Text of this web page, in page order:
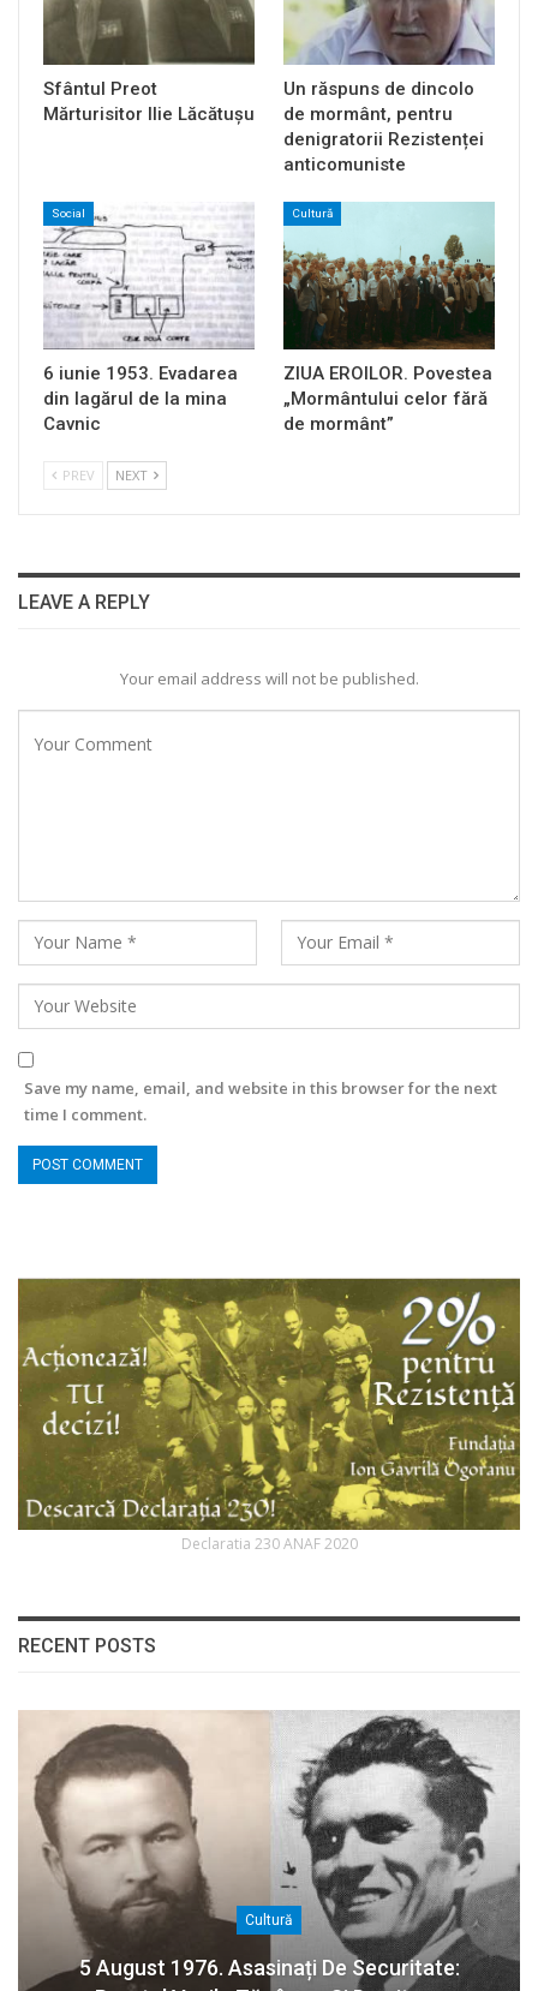
Sfântul Preot
Mărturisitor Ilie Lăcătușu
Un răspuns de dincolo
de mormânt, pentru
denigratorii Rezistenței
anticomuniste
Social
6 iunie 1953. Evadarea
din lagărul de la mina
Cavnic
Cultură
ZIUA EROILOR. Povestea
„Mormântului celor fără
de mormânt”
PREV NEXT
LEAVE A REPLY
Your email address will not be published.
Save my name, email, and website in this browser for the next
time I comment.
Declaratia 230 ANAF 2020
RECENT POSTS
Cultură
5 August 1976. Asasinați De Securitate: